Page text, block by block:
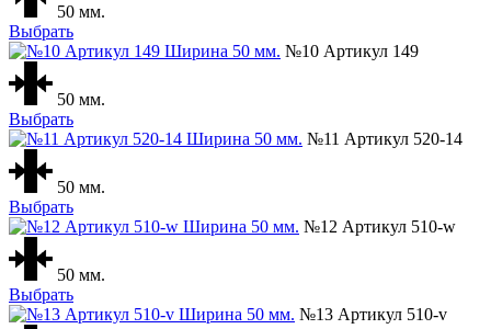
50 мм.
Выбрать
№10 Артикул 149
50 мм.
Выбрать
№11 Артикул 520-14
50 мм.
Выбрать
№12 Артикул 510-w
50 мм.
Выбрать
№13 Артикул 510-v